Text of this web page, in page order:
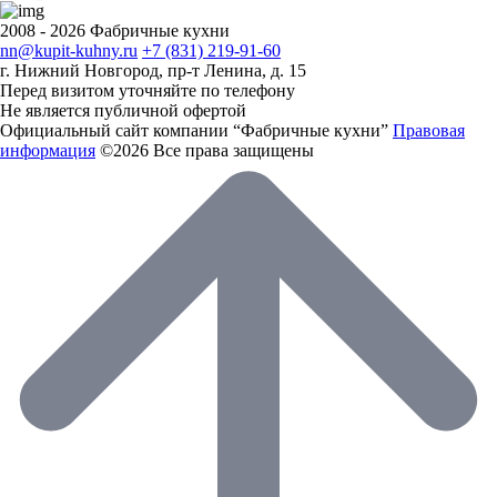
2008 - 2026 Фабричные кухни
nn@kupit-kuhny.ru +7 (831) 219-91-60
г. Нижний Новгород, пр-т Ленина, д. 15
Перед визитом уточняйте по телефону
Не является публичной офертой
Официальный сайт компании “Фабричные кухни” Правовая
информация ©2026 Все права защищены